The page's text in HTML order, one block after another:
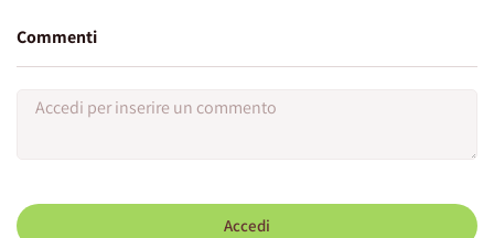
Commenti
Accedi